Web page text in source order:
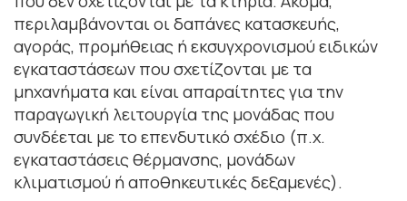
περιλαμβάνονται οι δαπάνες κατασκευής,
αγοράς, προμήθειας ή εκσυγχρονισμού ειδικών
εγκαταστάσεων που σχετίζονται με τα
μηχανήματα και είναι απαραίτητες για την
παραγωγική λειτουργία της μονάδας που
συνδέεται με το επενδυτικό σχέδιο (π.χ.
εγκαταστάσεις θέρμανσης, μονάδων
κλιματισμού ή αποθηκευτικές δεξαμενές).